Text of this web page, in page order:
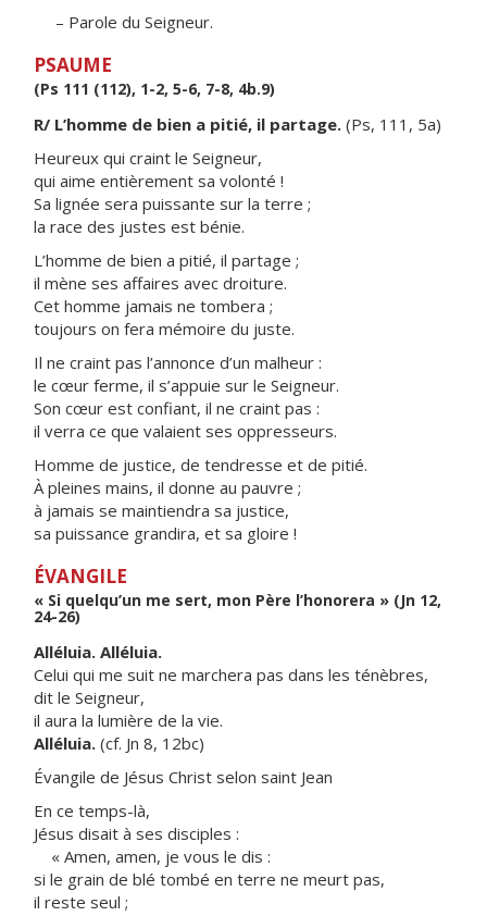
– Parole du Seigneur.
PSAUME
(Ps 111 (112), 1-2, 5-6, 7-8, 4b.9)
R/ L’homme de bien a pitié, il partage. (Ps, 111, 5a)
Heureux qui craint le Seigneur,
qui aime entièrement sa volonté !
Sa lignée sera puissante sur la terre ;
la race des justes est bénie.
L’homme de bien a pitié, il partage ;
il mène ses affaires avec droiture.
Cet homme jamais ne tombera ;
toujours on fera mémoire du juste.
Il ne craint pas l’annonce d’un malheur :
le cœur ferme, il s’appuie sur le Seigneur.
Son cœur est confiant, il ne craint pas :
il verra ce que valaient ses oppresseurs.
Homme de justice, de tendresse et de pitié.
À pleines mains, il donne au pauvre ;
à jamais se maintiendra sa justice,
sa puissance grandira, et sa gloire !
ÉVANGILE
« Si quelqu’un me sert, mon Père l’honorera » (Jn 12,
24-26)
Alléluia. Alléluia.
Celui qui me suit ne marchera pas dans les ténèbres,
dit le Seigneur,
il aura la lumière de la vie.
Alléluia. (cf. Jn 8, 12bc)
Évangile de Jésus Christ selon saint Jean
En ce temps-là,
Jésus disait à ses disciples :
« Amen, amen, je vous le dis :
si le grain de blé tombé en terre ne meurt pas,
il reste seul ;